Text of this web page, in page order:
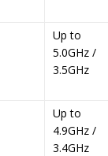
Up to
5.0GHz /
3.5GHz
Up to
4.9GHz /
3.4GHz